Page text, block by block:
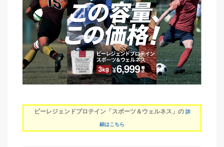
ビーレジェンドプロテイン「スポーツ＆ウェルネス」の 詳
細はこちら